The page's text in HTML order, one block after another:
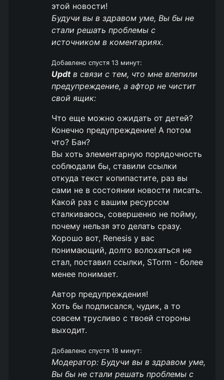
этой новости!
Будучи вы в здравом уме, Вы бы не
стали решать проблемы с
источником в коментариях.
Добавлено спустя 13 минут:
Updtв связи с тем, что мне влепили
предупреждение, а афтор не чистит
свой ящик:
Что еще можно ожидать от детей?
Конечно предупреждение! А потом
что? Бан?
Вы хоть элементарную порядочность
соблюдали бы, ставили ссылки
откуда текст копипастите, раз вы
сами не в состоянии новости писать.
Какой раз с вашим ресурсом
сталкиваюсь, совершенно не пойму,
почему нельзя это делать сразу.
Хорошо вот, Renesis у вас
понимающий, долго волохаться не
стал, поставил ссылки, STorm - более
менее понимает.
Автор предупреждения!
Хоть бы подписался, чудик, а то
совсем трусливо с твоей стороны
выходит.
Добавлено спустя 18 минут:
Модератор: Будучи вы в здравом уме,
Вы бы не стали решать проблемы с